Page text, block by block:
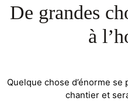
De grandes
à
Quelque chose d’énorme
chantier et